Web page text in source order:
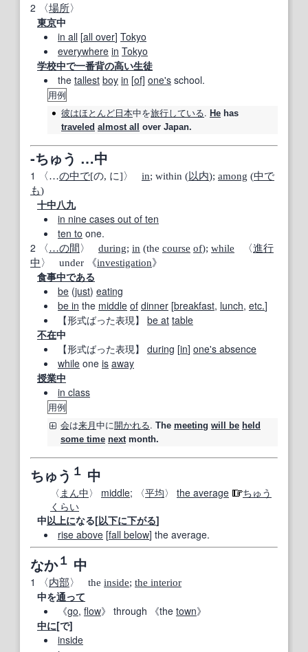
2 〈場所〉
東京中
in all [all over] Tokyo
everywhere in Tokyo
学校中で一番背の高い生徒
the tallest boy in [of] one's school.
用例
彼はほとんど日本中を旅行している. He has
traveled almost all over Japan.
‐ちゅう …中
1 〈…の中で[の, に]〉 in; within (以内); among (中で
も)
十中八九
in nine cases out of ten
ten to one.
2
〈…の間 〉 during; in (the course of); while 〈進行
中 〉 under 《investigation》
食事中である
be (just) eating
be in the middle of dinner [breakfast, lunch, etc.]
【形式ばった表現】 be at table
不在中
【形式ばった表現】 during [in] one's absence
while one is away
授業中
in class
用例
会は来月中に開かれる. The meeting will be held
some time nextmonth.
ちゅう １ 中
〈 まん中〉 middle; 〈平均〉 the average
ちゅう
くらい
中以上になる[以下に下がる]
rise above [fall below] the average.
なか１ 中
1 〈内部〉 the inside; the interior
中を通って
《go, flow》 through 《the town》
中に[で]
inside